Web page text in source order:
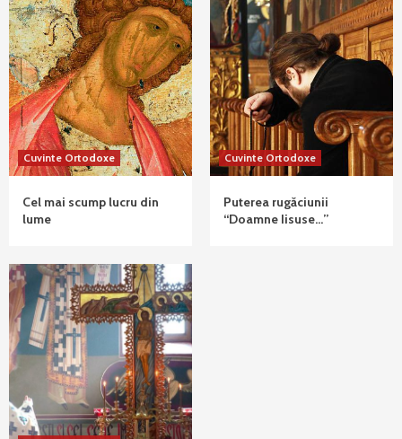
Cuvinte Ortodoxe
Cel mai scump lucru din
lume
Cuvinte Ortodoxe
Puterea rugăciunii
“Doamne Iisuse…”